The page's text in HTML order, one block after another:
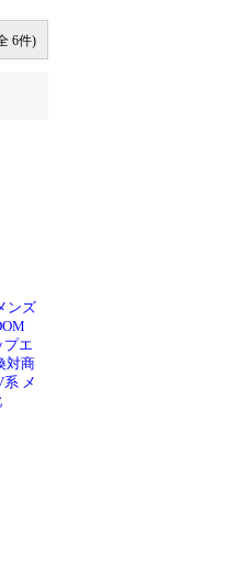
6件)
ンズ
プエ
対商
メ